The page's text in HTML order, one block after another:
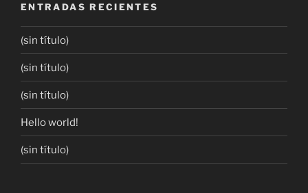
ENTRADAS RECIENTES
(sin título)
(sin título)
(sin título)
Hello world!
(sin título)